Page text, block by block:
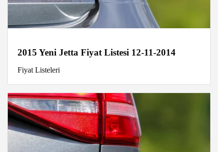
2015 Yeni Jetta Fiyat Listesi 12-11-2014
Fiyat Listeleri